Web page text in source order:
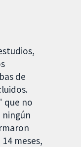
de
que no
meses,